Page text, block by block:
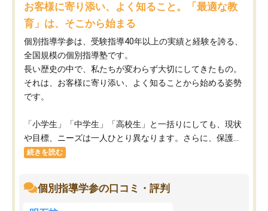
お客様に寄り添い、よく知ること。「最適な教
育」は、そこから始まる
個別指導学参は、受験指導40年以上の実績と経験を誇る、
全国規模の個別指導塾です。
長い歴史の中で、私たちが変わらず大切にしてきたもの。
それは、お客様に寄り添い、よく知ることから始める姿勢
です。
「小学生」「中学生」「高校生」と一括りにしても、現状
や目標、ニーズは一人ひとり異なります。さらに、保護...
続きを読む
個別指導学参の口コミ・評判